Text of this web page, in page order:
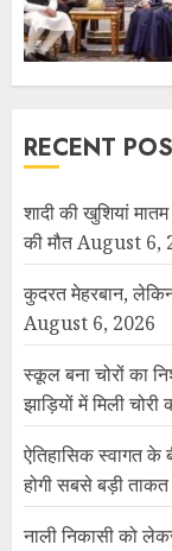
RECENT
शादी की खुशियां
की मौतAugust 6,
कुदरत मेहरबान,
August 6, 2026
स्कूल बना चोरों का
झाड़ियों में मिली चोरी
ऐतिहासिक स्वागत के
होगी सबसे बड़ी ताकत
नाली निकासी को